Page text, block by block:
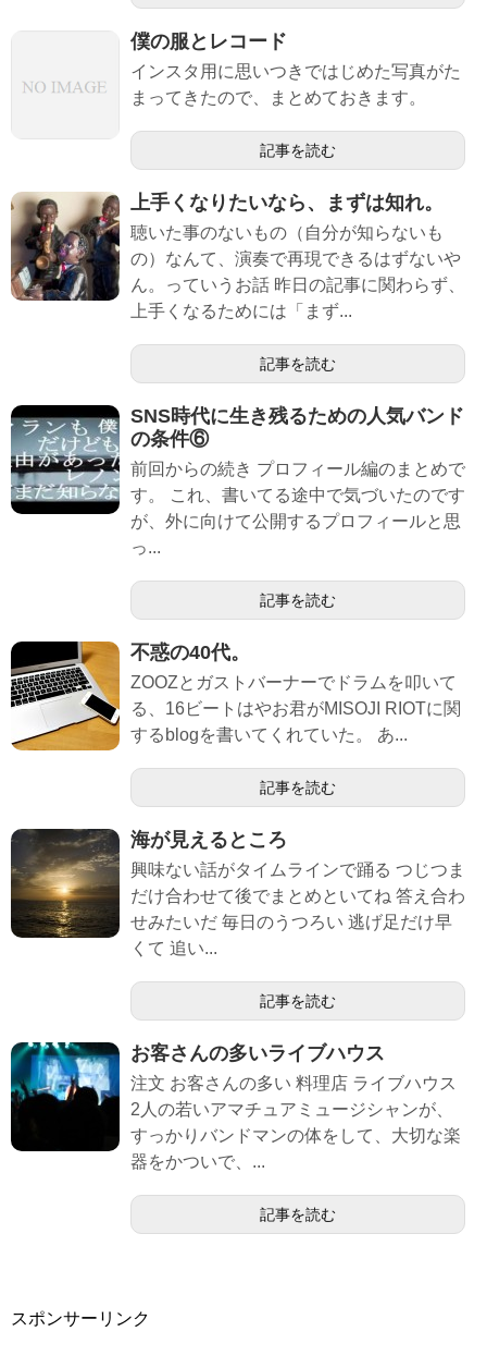
僕の服とレコード
インスタ用に思いつきではじめた写真がた
まってきたので、まとめておきます。
記事を読む
上手くなりたいなら、まずは知れ。
聴いた事のないもの（自分が知らないも
の）なんて、演奏で再現できるはずないや
ん。っていうお話 昨日の記事に関わらず、
上手くなるためには「まず...
記事を読む
SNS時代に生き残るための人気バンド
の条件⑥
前回からの続き プロフィール編のまとめで
す。 これ、書いてる途中で気づいたのです
が、外に向けて公開するプロフィールと思
っ...
記事を読む
不惑の40代。
ZOOZとガストバーナーでドラムを叩いて
る、16ビートはやお君がMISOJI RIOTに関
するblogを書いてくれていた。 あ...
記事を読む
海が見えるところ
興味ない話がタイムラインで踊る つじつま
だけ合わせて後でまとめといてね 答え合わ
せみたいだ 毎日のうつろい 逃げ足だけ早
くて 追い...
記事を読む
お客さんの多いライブハウス
注文 お客さんの多い 料理店 ライブハウス
2人の若いアマチュアミュージシャンが、
すっかりバンドマンの体をして、大切な楽
器をかついで、...
記事を読む
スポンサーリンク